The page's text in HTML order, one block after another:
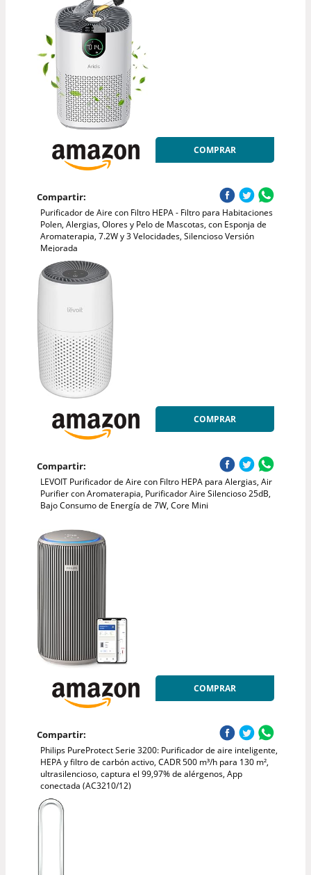
COMPRAR
Compartir:
Purificador de Aire con Filtro HEPA - Filtro para Habitaciones
Polen, Alergias, Olores y Pelo de Mascotas, con Esponja de
Aromaterapia, 7.2W y 3 Velocidades, Silencioso Versión
Mejorada
COMPRAR
Compartir:
LEVOIT Purificador de Aire con Filtro HEPA para Alergias, Air
Purifier con Aromaterapia, Purificador Aire Silencioso 25dB,
Bajo Consumo de Energía de 7W, Core Mini
COMPRAR
Compartir:
Philips PureProtect Serie 3200: Purificador de aire inteligente,
HEPA y filtro de carbón activo, CADR 500 m³/h para 130 m²,
ultrasilencioso, captura el 99,97% de alérgenos, App
conectada (AC3210/12)